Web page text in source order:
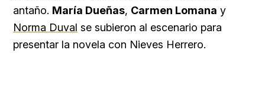
antaño. María Dueñas, Carmen Lomana y
Norma Duval se subieron al escenario para
presentar la novela con Nieves Herrero.